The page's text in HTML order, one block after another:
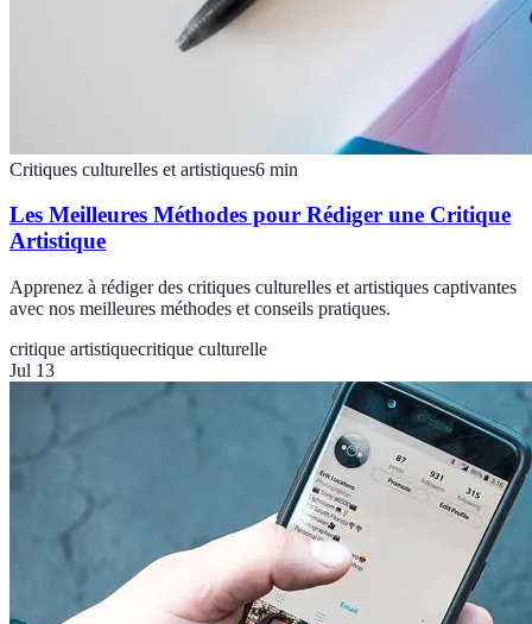
Critiques culturelles et artistiques6 min
Les Meilleures Méthodes pour Rédiger une Critique
Artistique
Apprenez à rédiger des critiques culturelles et artistiques captivantes
avec nos meilleures méthodes et conseils pratiques.
critique artistiquecritique culturelle
Jul 13